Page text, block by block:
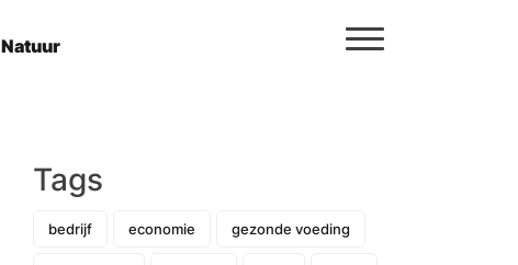
Natuur
Tags
bedrijf economie gezonde voeding